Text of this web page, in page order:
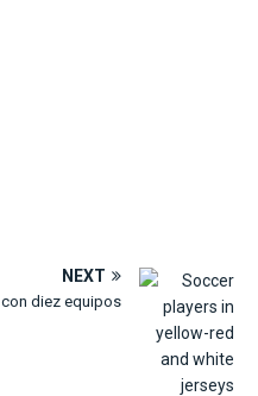
NEXT
con diez equipos